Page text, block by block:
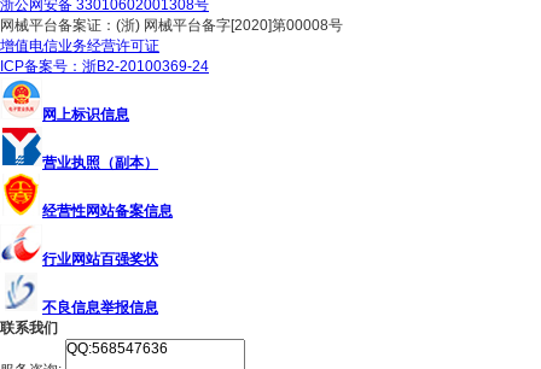
浙公网安备 33010602001308号
网械平台备案证：(浙) 网械平台备字[2020]第00008号
增值电信业务经营许可证
ICP备案号：浙B2-20100369-24
网上标识信息
营业执照（副本）
经营性网站备案信息
行业网站百强奖状
不良信息举报信息
联系我们